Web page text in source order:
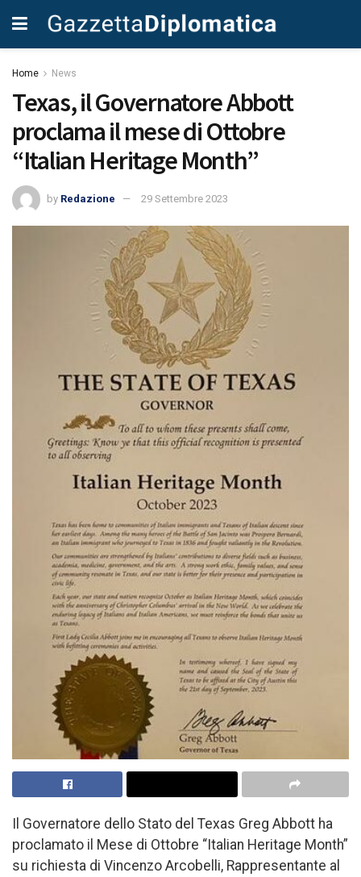
Home News
Texas, il Governatore Abbott
proclama il mese di Ottobre
“Italian Heritage Month”
by Redazione 29 Settembre 2023
Il Governatore dello Stato del Texas Greg Abbott ha
proclamato il Mese di Ottobre “Italian Heritage Month”
su richiesta di Vincenzo Arcobelli, Rappresentante al